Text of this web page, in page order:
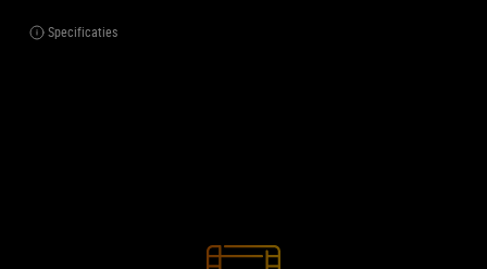
Specificaties